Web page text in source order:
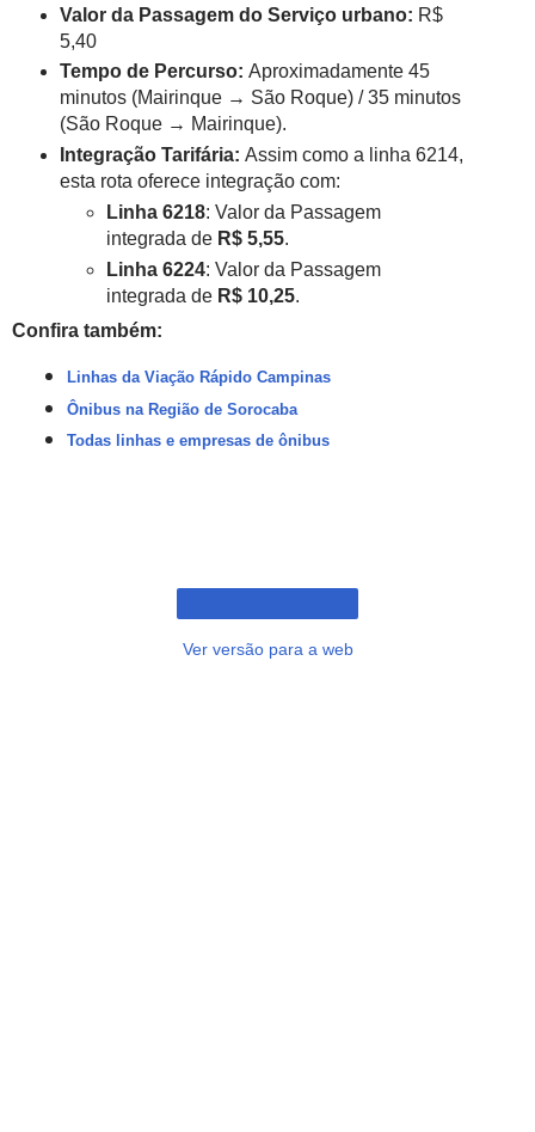
Valor da Passagem do Serviço urbano: R$
5,40
Tempo de Percurso: Aproximadamente 45
minutos (Mairinque → São Roque) / 35 minutos
(São Roque → Mairinque).
Integração Tarifária: Assim como a linha 6214,
esta rota oferece integração com:
Linha 6218: Valor da Passagem
integrada de R$ 5,55.
Linha 6224: Valor da Passagem
integrada de R$ 10,25.
Confira também:
Linhas da Viação Rápido Campinas
Ônibus na Região de Sorocaba
Todas linhas e empresas de ônibus
Ver versão para a web